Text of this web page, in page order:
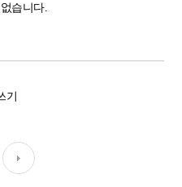
습니다.
기